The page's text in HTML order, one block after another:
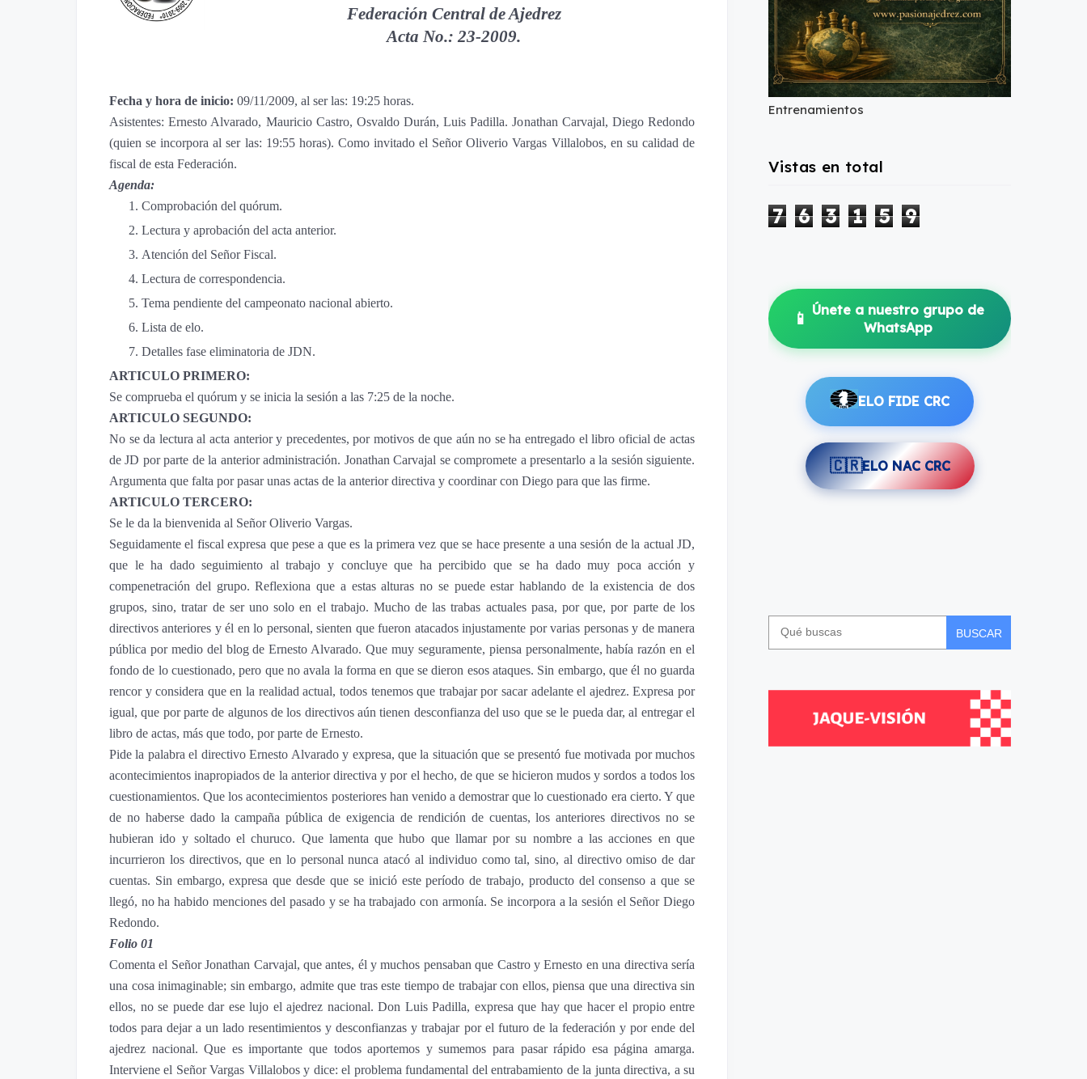
Federación Central de Ajedrez
Acta No.: 23-2009.
Fecha y hora de inicio: 09/11/2009, al ser las: 19:25 horas.
Asistentes: Ernesto Alvarado, Mauricio Castro, Osvaldo Durán, Luis Padilla. Jonathan Carvajal, Diego Redondo
(quien se incorpora al ser las: 19:55 horas). Como invitado el Señor Oliverio Vargas Villalobos, en su calidad de
fiscal de esta Federación.
Agenda:
Comprobación del quórum.
Lectura y aprobación del acta anterior.
Atención del Señor Fiscal.
Lectura de correspondencia.
Tema pendiente del campeonato nacional abierto.
Lista de elo.
Detalles fase eliminatoria de JDN.
ARTICULO PRIMERO:
Se comprueba el quórum y se inicia la sesión a las 7:25 de la noche.
ARTICULO SEGUNDO:
No se da lectura al acta anterior y precedentes, por motivos de que aún no se ha entregado el libro oficial de actas
de JD por parte de la anterior administración. Jonathan Carvajal se compromete a presentarlo a la sesión siguiente.
Argumenta que falta por pasar unas actas de la anterior directiva y coordinar con Diego para que las firme.
ARTICULO TERCERO:
Se le da la bienvenida al Señor Oliverio Vargas.
Seguidamente el fiscal expresa que pese a que es la primera vez que se hace presente a una sesión de la actual JD,
que le ha dado seguimiento al trabajo y concluye que ha percibido que se ha dado muy poca acción y
compenetración del grupo. Reflexiona que a estas alturas no se puede estar hablando de la existencia de dos
grupos, sino, tratar de ser uno solo en el trabajo. Mucho de las trabas actuales pasa, por que, por parte de los
directivos anteriores y él en lo personal, sienten que fueron atacados injustamente por varias personas y de manera
pública por medio del blog de Ernesto Alvarado. Que muy seguramente, piensa personalmente, había razón en el
fondo de lo cuestionado, pero que no avala la forma en que se dieron esos ataques. Sin embargo, que él no guarda
rencor y considera que en la realidad actual, todos tenemos que trabajar por sacar adelante el ajedrez. Expresa por
igual, que por parte de algunos de los directivos aún tienen desconfianza del uso que se le pueda dar, al entregar el
libro de actas, más que todo, por parte de Ernesto.
Pide la palabra el directivo Ernesto Alvarado y expresa, que la situación que se presentó fue motivada por muchos
acontecimientos inapropiados de la anterior directiva y por el hecho, de que se hicieron mudos y sordos a todos los
cuestionamientos. Que los acontecimientos posteriores han venido a demostrar que lo cuestionado era cierto. Y que
de no haberse dado la campaña pública de exigencia de rendición de cuentas, los anteriores directivos no se
hubieran ido y soltado el churuco. Que lamenta que hubo que llamar por su nombre a las acciones en que
incurrieron los directivos, que en lo personal nunca atacó al individuo como tal, sino, al directivo omiso de dar
cuentas. Sin embargo, expresa que desde que se inició este período de trabajo, producto del consenso a que se
llegó, no ha habido menciones del pasado y se ha trabajado con armonía. Se incorpora a la sesión el Señor Diego
Redondo.
Folio 01
Comenta el Señor Jonathan Carvajal, que antes, él y muchos pensaban que Castro y Ernesto en una directiva sería
una cosa inimaginable; sin embargo, admite que tras este tiempo de trabajar con ellos, piensa que una directiva sin
ellos, no se puede dar ese lujo el ajedrez nacional. Don Luis Padilla, expresa que hay que hacer el propio entre
todos para dejar a un lado resentimientos y desconfianzas y trabajar por el futuro de la federación y por ende del
ajedrez nacional. Que es importante que todos aportemos y sumemos para pasar rápido esa página amarga.
Interviene el Señor Vargas Villalobos y dice: el problema fundamental del entrabamiento de la junta directiva, a su
Entrenamientos
Vistas en total
7 6 3 1 5 9
📱 Únete a nuestro grupo de
WhatsApp
ELO FIDE CRC
🇨🇷ELO NAC CRC
BUSCAR